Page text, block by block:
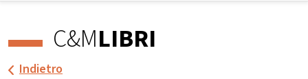
C&MLIBRI
Indietro